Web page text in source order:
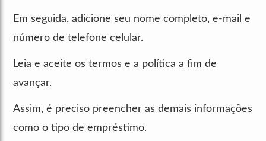
Em seguida, adicione seu nome completo, e-mail e
número de telefone celular.
Leia e aceite os termos e a política a fim de
avançar.
Assim, é preciso preencher as demais informações
como o tipo de empréstimo.